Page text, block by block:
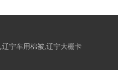
,辽宁车用棉被,辽宁大棚卡